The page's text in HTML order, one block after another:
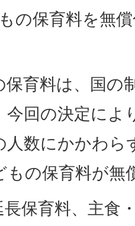
の保育料を無
保育料は、国の
今回の決定によ
人数にかかわら
もの保育料が無
保育料、主食